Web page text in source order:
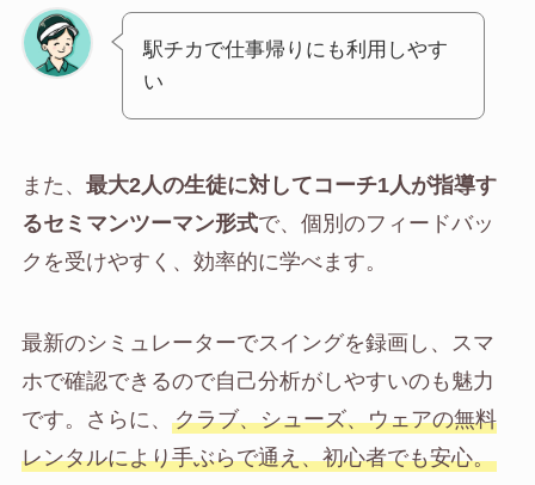
駅チカで仕事帰りにも利用しやす
い
また、 最大2人の生徒に対してコーチ1人が指導す
るセミマンツーマン形式で、個別のフィードバッ
クを受けやすく、効率的に学べます。
最新のシミュレーターでスイングを録画し、スマ
ホで確認できるので自己分析がしやすいのも魅力
です。さらに、 クラブ、シューズ、ウェアの無料
レンタルにより手ぶらで通え、初心者でも安心。